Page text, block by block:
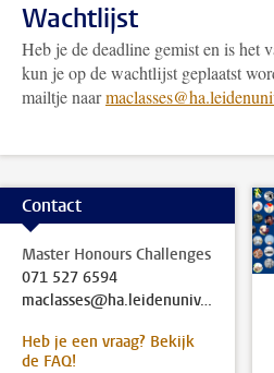
Wachtlijst
Heb je de deadline gemist en is het
kun je op de wachtlijst geplaatst
mailtje naar
Contact
Master Honours Challenges
071 527 6594
maclasses@ha.leidenuniv.nl
Heb je een vraag? Bekijk
de FAQ!